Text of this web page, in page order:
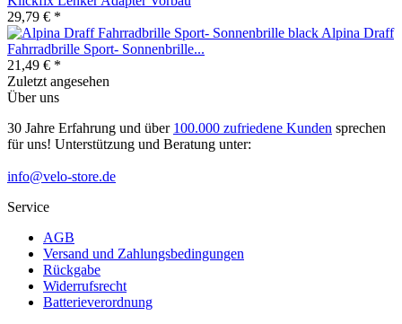
29,79 € *
Alpina Draff
Fahrradbrille Sport- Sonnenbrille...
21,49 € *
Zuletzt angesehen
Über uns
30 Jahre Erfahrung und über 100.000 zufriedene Kunden sprechen
für uns! Unterstützung und Beratung unter:
info@velo-store.de
Service
AGB
Versand und Zahlungsbedingungen
Rückgabe
Widerrufsrecht
Batterieverordnung